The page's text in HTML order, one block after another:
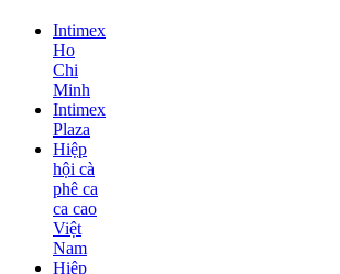
Intimex
Ho
Chi
Minh
Intimex
Plaza
Hiệp
hội cà
phê ca
ca cao
Việt
Nam
Hiệp